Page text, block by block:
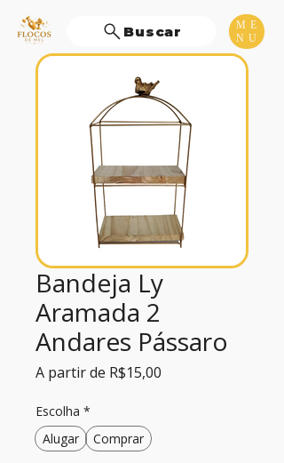
ME
NU
Buscar
Bandeja Ly
Aramada 2
Andares Pássaro
A partir de R$15,00
Escolha *
Alugar
Comprar